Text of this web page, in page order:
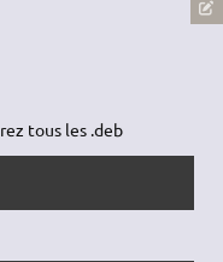
tous les .deb